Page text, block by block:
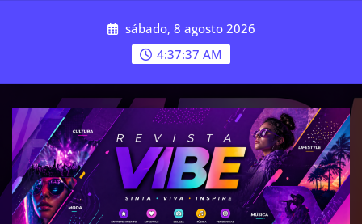
sábado, 8 agosto 2026
4:37:39 AM